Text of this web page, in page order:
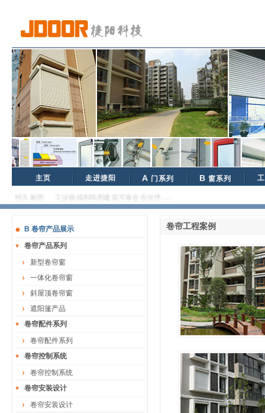
主页 走进捷阳 A 门系列 B 窗系列
经久耐用 工业领域和民用建筑可靠合作伙伴......
B 卷帘产品展示
卷帘产品系列
新型卷帘窗
一体化卷帘窗
斜屋顶卷帘窗
遮阳篷产品
卷帘配件系列
卷帘配件系列
卷帘控制系统
卷帘控制系统
卷帘安装设计
卷帘安装设计
卷帘工程案例